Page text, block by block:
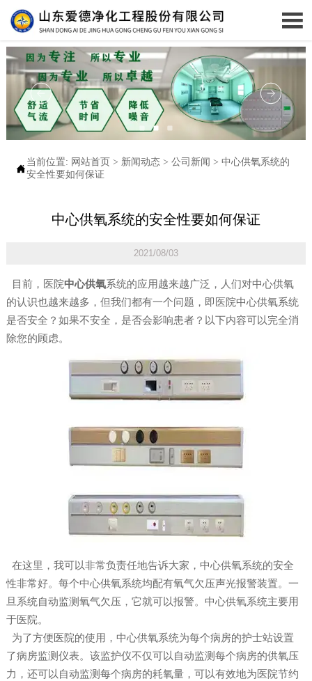


当前位置: 网站首页 > 新闻动态> 公司新闻 > 中心供氧系统的
安全性要如何保证
中心供氧系统的安全性要如何保证
2021/08/03
目前，医院中心供氧系统的应用越来越广泛，人们对中心供氧
的认识也越来越多，但我们都有一个问题，即医院中心供氧系统
是否安全？如果不安全，是否会影响患者？以下内容可以完全消
除您的顾虑。
在这里，我可以非常负责任地告诉大家，中心供氧系统的安全
性非常好。每个中心供氧系统均配有氧气欠压声光报警装置。一
旦系统自动监测氧气欠压，它就可以报警。中心供氧系统主要用
于医院。
为了方便医院的使用，中心供氧系统为每个病房的护士站设置
了病房监测仪表。该监护仪不仅可以自动监测每个病房的供氧压
力，还可以自动监测每个病房的耗氧量，可以有效地为医院节约